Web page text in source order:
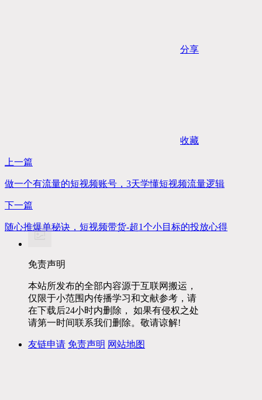
分享
收藏
上一篇
做一个有流量的短视频账号，3天学懂短视频流量逻辑
下一篇
随心推爆单秘诀，短视频带货-超1个小目标的投放心得
免责声明
本站所发布的全部内容源于互联网搬运，
仅限于小范围内传播学习和文献参考，请
在下载后24小时内删除， 如果有侵权之处
请第一时间联系我们删除。敬请谅解!
友链申请 免责声明 网站地图